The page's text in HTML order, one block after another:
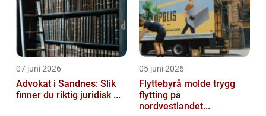
07 juni 2026
Advokat i Sandnes: Slik
finner du riktig juridisk ...
05 juni 2026
Flyttebyrå molde trygg
flytting på
nordvestlandet...